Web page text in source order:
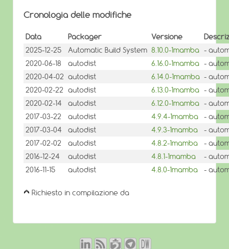
Cronologia delle modifiche
Data Packager Versione
2025-12-25
Automatic Build System 8.10.0-1mamba -
2020-06-18
autodist 6.16.0-1mamba -
2020-04-02 autodist 6.14.0-1mamba -
2020-02-22 autodist 6.13.0-1mamba -
2020-02-14
autodist 6.12.0-1mamba -
2017-03-22
autodist 4.9.4-1mamba
-
2017-03-04
autodist 4.9.3-1mamba
-
2017-02-02
autodist 4.8.2-1mamba
-
2016-12-24
autodist 4.8.1-1mamba
-
2016-11-15
autodist 4.8.0-1mamba -
Richiesto in compilazione da